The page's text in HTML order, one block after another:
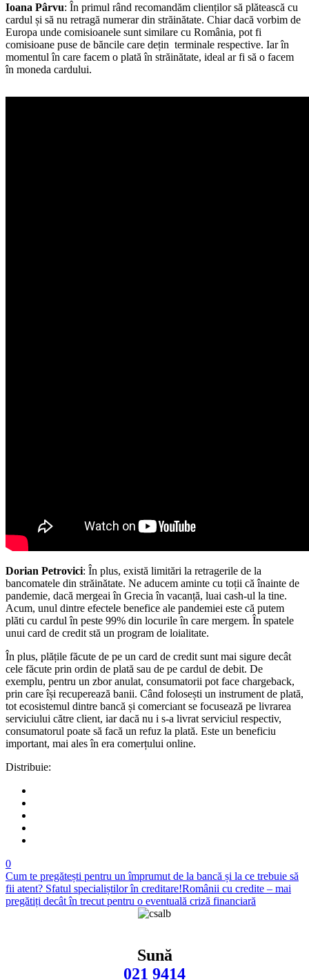
Ioana Pârvu: În primul rând recomandăm clienților să plătească cu
cardul și să nu retragă numerar din străinătate. Chiar dacă vorbim de
Europa unde comisioanele sunt similare cu România, pot fi
comisioane puse de băncile care dețin terminale respective. Iar în
momentul în care facem o plată în străinătate, ideal ar fi să o facem
în moneda cardului.
Dorian Petrovici: În plus, există limitări la retragerile de la
bancomatele din străinătate. Ne aducem aminte cu toții că înainte de
pandemie, dacă mergeai în Grecia în vacanță, luai cash-ul la tine.
Acum, unul dintre efectele benefice ale pandemiei este că putem
plăti cu cardul în peste 99% din locurile în care mergem. În spatele
unui card de credit stă un program de loialitate.
În plus, plățile făcute de pe un card de credit sunt mai sigure decât
cele făcute prin ordin de plată sau de pe cardul de debit. De
exemplu, pentru un zbor anulat, consumatorii pot face chargeback,
prin care își recuperează banii. Când folosești un instrument de plată,
tot ecosistemul dintre bancă și comerciant se focusează pe livrarea
serviciului către client, iar dacă nu i s-a livrat serviciul respectiv,
consumatorul poate să facă un refuz la plată. Este un beneficiu
important, mai ales în era comerțului online.
Distribuie:
0
Cum te pregătești pentru un împrumut de la bancă și la ce trebuie să
fii atent? Sfatul specialiștilor în creditare!Românii cu credite – mai
pregătiți decât în trecut pentru o eventuală criză financiară
Sună
021 9414